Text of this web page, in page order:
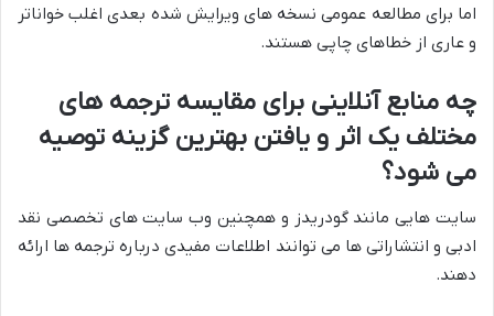
اما برای مطالعه عمومی نسخه های ویرایش شده بعدی اغلب خواناتر
و عاری از خطاهای چاپی هستند.
چه منابع آنلاینی برای مقایسه ترجمه های
مختلف یک اثر و یافتن بهترین گزینه توصیه
می شود؟
سایت هایی مانند گودریدز و همچنین وب سایت های تخصصی نقد
ادبی و انتشاراتی ها می توانند اطلاعات مفیدی درباره ترجمه ها ارائه
دهند.